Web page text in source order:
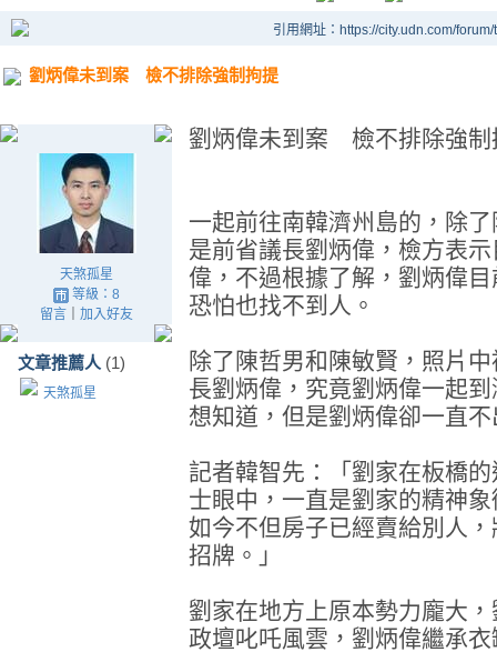
引用網址：https://city.udn.com/
劉炳偉未到案 檢不排除強制拘提
天煞孤星
等級：8
留言｜ 加入好友
文章推薦人 (1)
天煞孤星
劉炳偉未到案 檢不排除強制
一起前往南韓濟州島的，除
是前省議長劉炳偉，檢方表
偉，不過根據了解，劉炳偉
恐怕也找不到人。
除了陳哲男和陳敏賢，照片
長劉炳偉，究竟劉炳偉一起
想知道，但是劉炳偉卻一直
記者韓智先：「劉家在板橋
士眼中，一直是劉家的精神
如今不但房子已經賣給別人
招牌。」
劉家在地方上原本勢力龐大
政壇叱吒風雲，劉炳偉繼承